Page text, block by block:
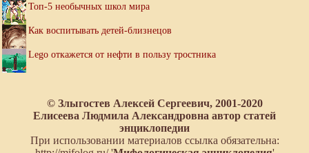
Топ-5 необычных школ мира
Как воспитывать детей-близнецов
Lego откажется от нефти в пользу тростника
© Злыгостев Алексей Сергеевич, 2001-2020
Елисеева Людмила Александровна автор статей
энциклопедии
При использовании материалов ссылка обязательна: